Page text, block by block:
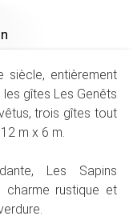
siècle, entièrement
gîtes Les Genêts
trois gîtes tout
m x 6 m.
Les Sapins
rustique et